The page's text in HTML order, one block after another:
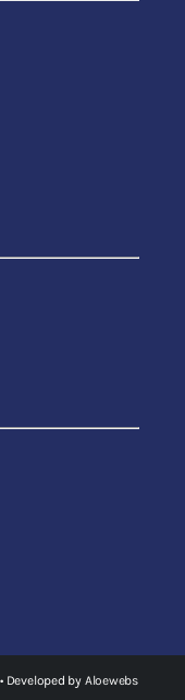
Developed by Aloewebs